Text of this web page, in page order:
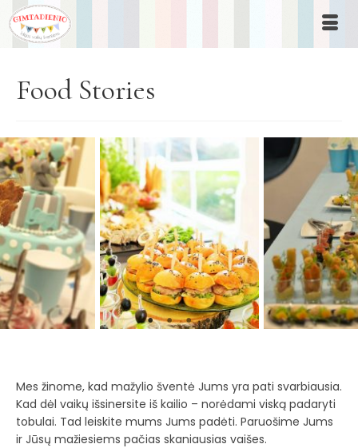
Food Stories
Mes žinome, kad mažylio šventė Jums yra pati svarbiausia.
Kad dėl vaikų išsinersite iš kailio – norėdami viską padaryti
tobulai. Tad leiskite mums Jums padėti. Paruošime Jums
ir Jūsų mažiesiems pačias skaniausias vaišes.